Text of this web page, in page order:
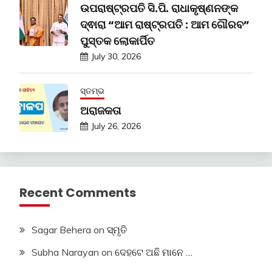
ଉପରାଷ୍ଟ୍ରପତି ସି.ପି. ରାଧାକୃଷ୍ଣନଙ୍କ
ଦ୍ଵାରା “ଆମ ରାଷ୍ଟ୍ରପତି : ଆମ ଗୌରବ”
ପୁସ୍ତକ ଲୋକାର୍ପିତ
July 30, 2026
ସ୍ତମ୍ଭ
ଅରାଜକତା
July 26, 2026
Recent Comments
Sagar Behera on ସ୍ମୃତି
Subha Narayan on ଦେହଟେ ଅଛି ମାନେ …